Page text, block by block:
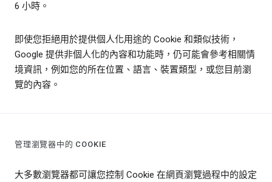
6 小時。
即使您拒絕用於提供個人化用途的 Cookie 和類似技術，
Google 提供非個人化的內容和功能時，仍可能會參考相關情
境資訊，例如您的所在位置、語言、裝置類型，或您目前瀏
覽的內容。
管理瀏覽器中的 COOKIE
大多數瀏覽器都可讓您控制 Cookie 在網頁瀏覽過程中的設定